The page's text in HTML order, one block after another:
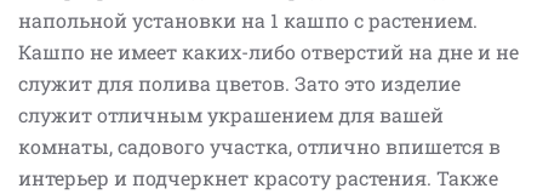
напольной установки на 1 кашпо с растением.
Кашпо не имеет каких-либо отверстий на дне и не
служит для полива цветов. Зато это изделие
служит отличным украшением для вашей
комнаты, садового участка, отлично впишется в
интерьер и подчеркнет красоту растения. Также